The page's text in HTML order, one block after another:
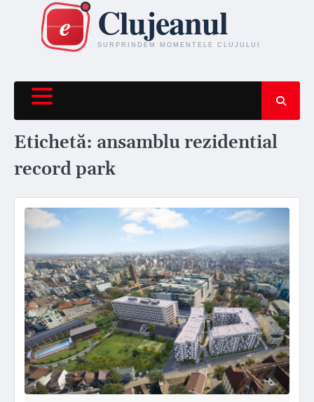
content
Etichetă: ansamblu rezidential
record park